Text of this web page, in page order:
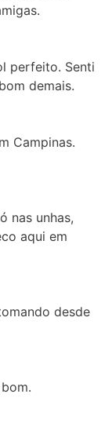
perfeito. Senti
demais.
Campinas.
nas unhas,
aqui em
desde